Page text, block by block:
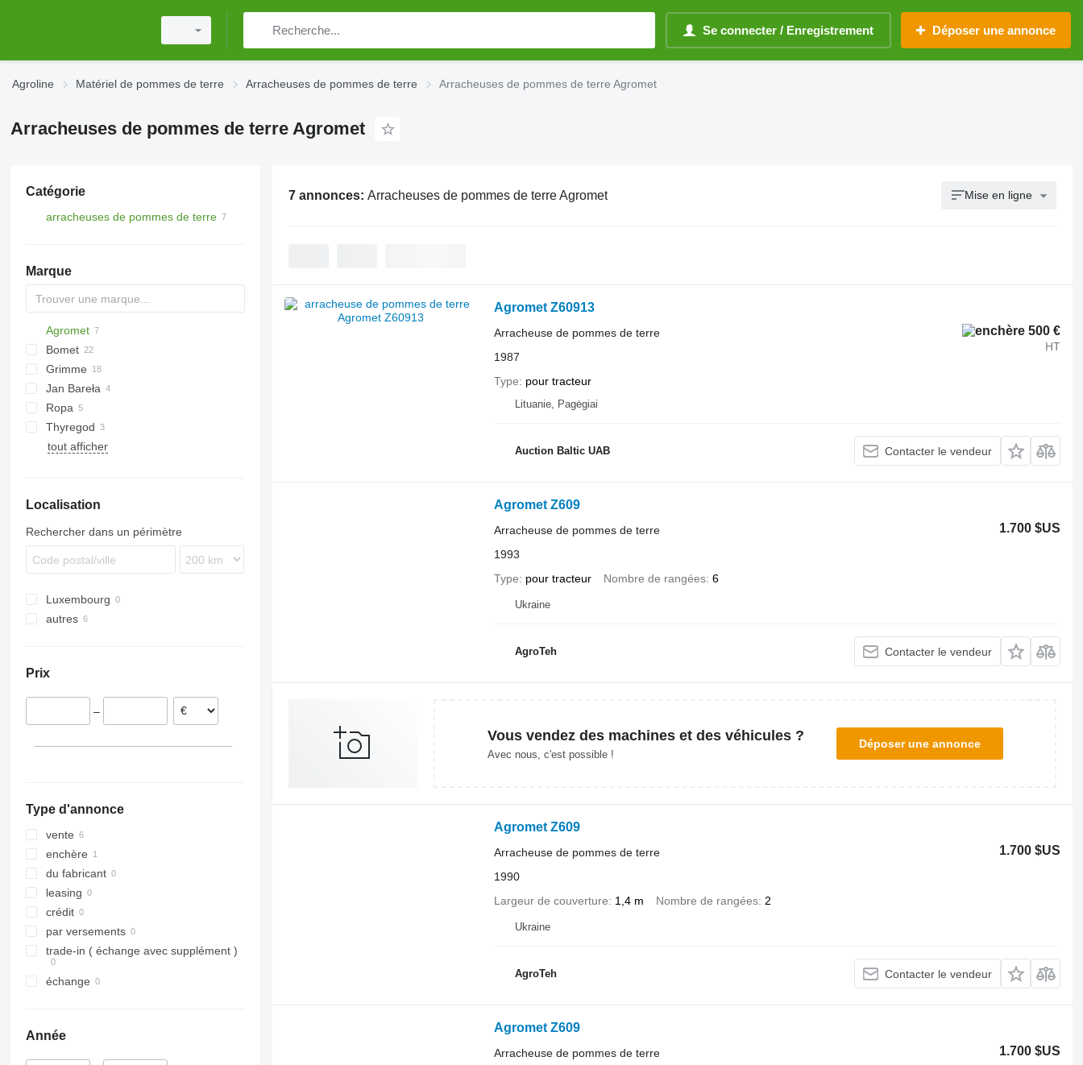
Se connecter / Enregistrement Déposer une annonce
Agroline Matériel de pommes de terre Arracheuses de pommes de terre Arracheuses de pommes de terre Agromet
Arracheuses de pommes de terre Agromet
Catégorie
arracheuses de pommes de terre
Marque
Spirit
Agromet
Z-series
Z609
Bomet
U-series
Z-series
Grimme
DL
EVO
GT
HT
VARITRON
Jan Bareła
Ropa
Keiler
Thyregod
WEGA
tout afficher
Localisation
Rechercher dans un périmètre
Luxembourg
autres
Prix
–
Type d'annonce
vente
enchère
du fabricant
leasing
crédit
par versements
trade-in ( échange avec supplément )
échange
Année
7 annonces: Arracheuses de pommes de terre Agromet Mise en ligne
Agromet Z60913
500 €
HT
Arracheuse de pommes de terre
1987
Type
pour tracteur
Lituanie, Pagėgiai
Auction Baltic UAB Contacter le vendeur
Agromet Z609
1.700 $US
Arracheuse de pommes de terre
1993
Type
pour tracteur Nombre de rangées 6
Ukraine
AgroTeh Contacter le vendeur
Vous vendez des machines et des véhicules ?
Avec nous, c'est possible !
Déposer une annonce
Agromet Z609
1.700 $US
Arracheuse de pommes de terre
1990
Largeur de couverture
1,4 m Nombre de rangées 2
Ukraine
AgroTeh Contacter le vendeur
Agromet Z609
1.700 $US
Arracheuse de pommes de terre